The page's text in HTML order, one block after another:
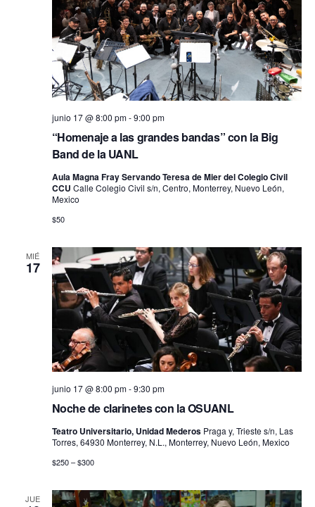
“Homenaje a las grandes bandas” con la Big
Band de la UANL
junio 17 @ 8:00 pm-9:00 pm
Aula Magna Fray Servando Teresa de Mier del Colegio Civil
CCU Calle Colegio Civil s/n, Centro, Monterrey, Nuevo León,
Mexico
$50
MIÉ
17
Noche de clarinetes con la OSUANL
junio 17 @ 8:00 pm-9:30 pm
Teatro Universitario, Unidad Mederos Praga y, Trieste s/n, Las
Torres, 64930 Monterrey, N.L., Monterrey, Nuevo León, Mexico
$250 – $300
JUE